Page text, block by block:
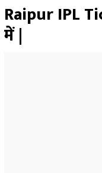
हिमाचल प्रदेश न्यूज
Raipur IPL
में |